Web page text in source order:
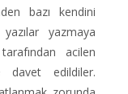
bazı kendini
yazmaya
acilen
davet edildiler.